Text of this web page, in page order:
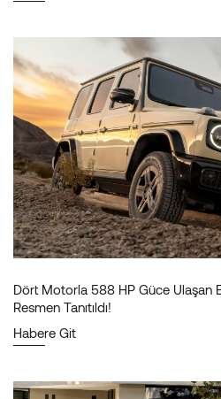
Dört Motorla 588 HP Güce Ulaşan
Resmen Tanıtıldı!
Habere Git